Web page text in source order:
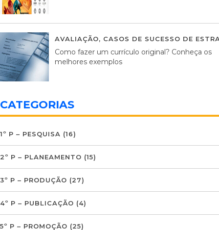
AVALIAÇÃO, CASOS DE SUCESSO DE
Como fazer um currículo original? Conheça os
melhores exemplos
CATEGORIAS
1º P – PESQUISA (16)
2º P – PLANEAMENTO (15)
3º P – PRODUÇÃO (27)
4º P – PUBLICAÇÃO (4)
5º P – PROMOÇÃO (25)